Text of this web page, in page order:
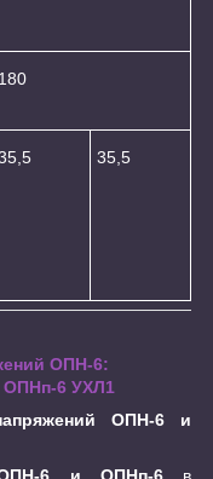
180
35,5
ОПН-6:
6 УХЛ1
ОПН-6 и
ОПН-6 и ОПНп-6в